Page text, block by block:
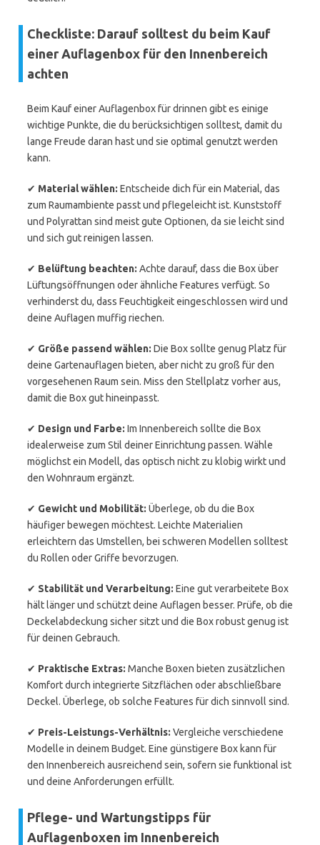
Checkliste: Darauf solltest du beim Kauf
einer Auflagenbox für den Innenbereich
achten
Beim Kauf einer Auflagenbox für drinnen gibt es einige
wichtige Punkte, die du berücksichtigen solltest, damit du
lange Freude daran hast und sie optimal genutzt werden
kann.
✔ Material wählen: Entscheide dich für ein Material, das
zum Raumambiente passt und pflegeleicht ist. Kunststoff
und Polyrattan sind meist gute Optionen, da sie leicht sind
und sich gut reinigen lassen.
✔ Belüftung beachten: Achte darauf, dass die Box über
Lüftungsöffnungen oder ähnliche Features verfügt. So
verhinderst du, dass Feuchtigkeit eingeschlossen wird und
deine Auflagen muffig riechen.
✔ Größe passend wählen: Die Box sollte genug Platz für
deine Gartenauflagen bieten, aber nicht zu groß für den
vorgesehenen Raum sein. Miss den Stellplatz vorher aus,
damit die Box gut hineinpasst.
✔ Design und Farbe: Im Innenbereich sollte die Box
idealerweise zum Stil deiner Einrichtung passen. Wähle
möglichst ein Modell, das optisch nicht zu klobig wirkt und
den Wohnraum ergänzt.
✔ Gewicht und Mobilität: Überlege, ob du die Box
häufiger bewegen möchtest. Leichte Materialien
erleichtern das Umstellen, bei schweren Modellen solltest
du Rollen oder Griffe bevorzugen.
✔ Stabilität und Verarbeitung: Eine gut verarbeitete Box
hält länger und schützt deine Auflagen besser. Prüfe, ob die
Deckelabdeckung sicher sitzt und die Box robust genug ist
für deinen Gebrauch.
✔ Praktische Extras: Manche Boxen bieten zusätzlichen
Komfort durch integrierte Sitzflächen oder abschließbare
Deckel. Überlege, ob solche Features für dich sinnvoll sind.
✔ Preis-Leistungs-Verhältnis: Vergleiche verschiedene
Modelle in deinem Budget. Eine günstigere Box kann für
den Innenbereich ausreichend sein, sofern sie funktional ist
und deine Anforderungen erfüllt.
Pflege- und Wartungstipps für
Auflagenboxen im Innenbereich